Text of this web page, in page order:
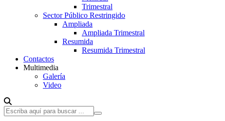
Trimestral
Sector Público Restringido
Ampliada
Ampliada Trimestral
Resumida
Resumida Trimestral
Contactos
Multimedia
Galería
Video